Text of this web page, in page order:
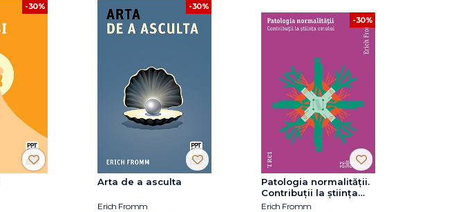
-30% -30%
Arta de a asculta
Erich Fromm
-30%
Patologia normalității.
Contribuții la știința
omului
Erich Fromm